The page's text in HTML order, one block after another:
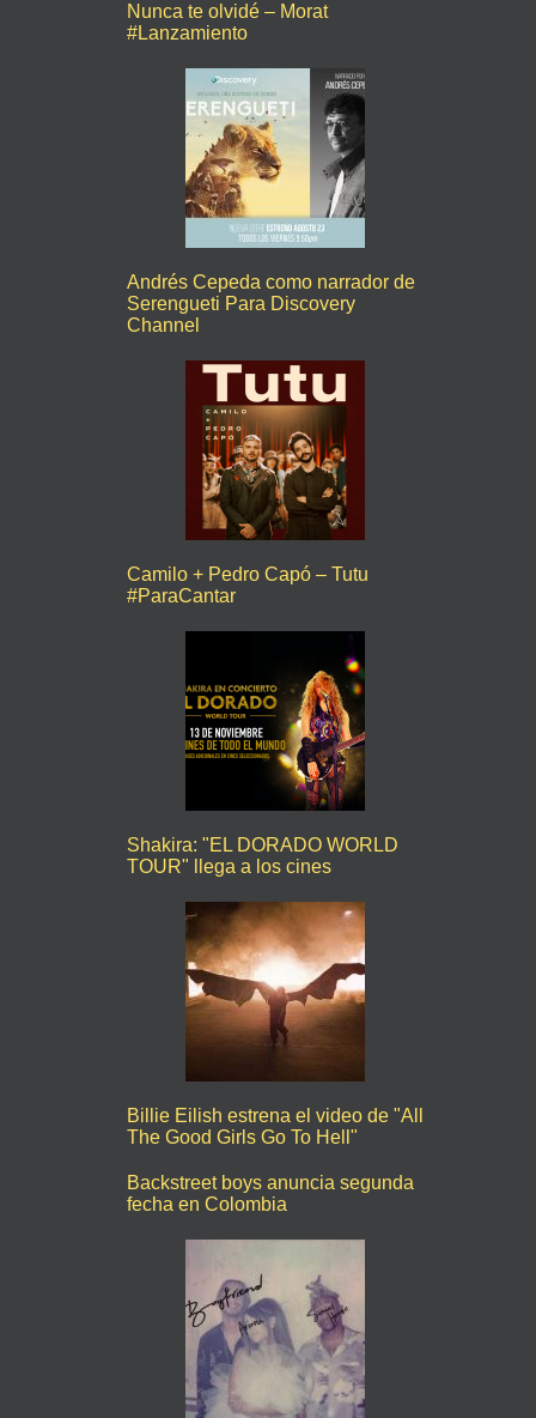
Nunca te olvidé – Morat
#Lanzamiento
Andrés Cepeda como narrador de
Serengueti Para Discovery
Channel
Camilo + Pedro Capó – Tutu
#ParaCantar
Shakira: "EL DORADO WORLD
TOUR" llega a los cines
Billie Eilish estrena el video de "All
The Good Girls Go To Hell"
Backstreet boys anuncia segunda
fecha en Colombia